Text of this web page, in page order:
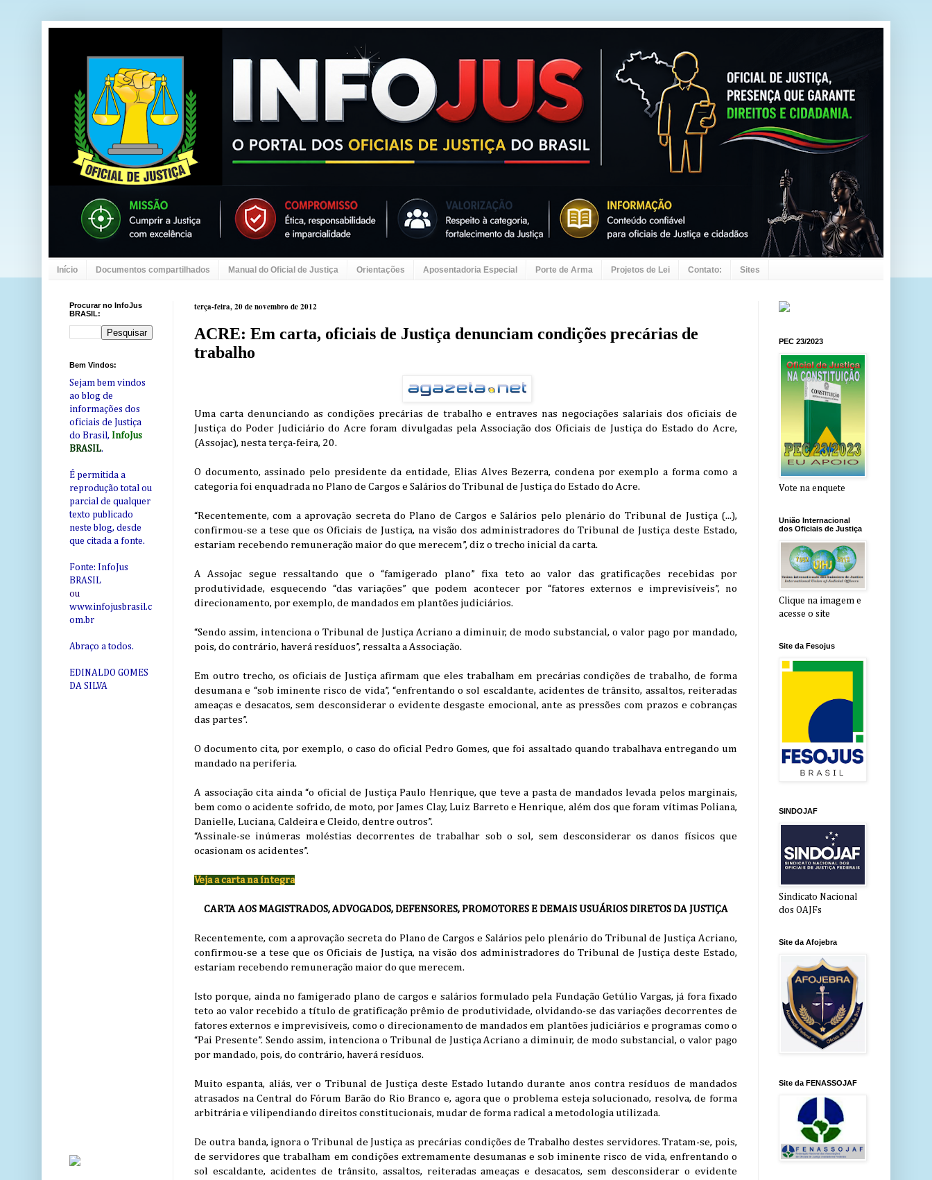
Início Documentos compartilhados Manual do Oficial de Justiça Orientações Aposentadoria Especial Porte de Arma Projetos de Lei Contato: Sites
terça-feira, 20 de novembro de 2012
ACRE: Em carta, oficiais de Justiça denunciam condições precárias de
trabalho
Uma carta denunciando as condições precárias de trabalho e entraves nas negociações salariais dos oficiais de
Justiça do Poder Judiciário do Acre foram divulgadas pela Associação dos Oficiais de Justiça do Estado do Acre,
(Assojac), nesta terça-feira, 20.
O documento, assinado pelo presidente da entidade, Elias Alves Bezerra, condena por exemplo a forma como a
categoria foi enquadrada no Plano de Cargos e Salários do Tribunal de Justiça do Estado do Acre.
“Recentemente, com a aprovação secreta do Plano de Cargos e Salários pelo plenário do Tribunal de Justiça (...),
confirmou-se a tese que os Oficiais de Justiça, na visão dos administradores do Tribunal de Justiça deste Estado,
estariam recebendo remuneração maior do que merecem”, diz o trecho inicial da carta.
A Assojac segue ressaltando que o “famigerado plano” fixa teto ao valor das gratificações recebidas por
produtividade, esquecendo “das variações” que podem acontecer por “fatores externos e imprevisíveis”, no
direcionamento, por exemplo, de mandados em plantões judiciários.
“Sendo assim, intenciona o Tribunal de Justiça Acriano a diminuir, de modo substancial, o valor pago por mandado,
pois, do contrário, haverá resíduos”, ressalta a Associação.
Em outro trecho, os oficiais de Justiça afirmam que eles trabalham em precárias condições de trabalho, de forma
desumana e “sob iminente risco de vida”, “enfrentando o sol escaldante, acidentes de trânsito, assaltos, reiteradas
ameaças e desacatos, sem desconsiderar o evidente desgaste emocional, ante as pressões com prazos e cobranças
das partes”.
O documento cita, por exemplo, o caso do oficial Pedro Gomes, que foi assaltado quando trabalhava entregando um
mandado na periferia.
A associação cita ainda “o oficial de Justiça Paulo Henrique, que teve a pasta de mandados levada pelos marginais,
bem como o acidente sofrido, de moto, por James Clay, Luiz Barreto e Henrique, além dos que foram vítimas Poliana,
Danielle, Luciana, Caldeira e Cleido, dentre outros”.
“Assinale-se inúmeras moléstias decorrentes de trabalhar sob o sol, sem desconsiderar os danos físicos que
ocasionam os acidentes”.
Veja a carta na íntegra
CARTA AOS MAGISTRADOS, ADVOGADOS, DEFENSORES, PROMOTORES E DEMAIS USUÁRIOS DIRETOS DA JUSTIÇA
Recentemente, com a aprovação secreta do Plano de Cargos e Salários pelo plenário do Tribunal de Justiça Acriano,
confirmou-se a tese que os Oficiais de Justiça, na visão dos administradores do Tribunal de Justiça deste Estado,
estariam recebendo remuneração maior do que merecem.
Isto porque, ainda no famigerado plano de cargos e salários formulado pela Fundação Getúlio Vargas, já fora fixado
teto ao valor recebido a título de gratificação prêmio de produtividade, olvidando-se das variações decorrentes de
fatores externos e imprevisíveis, como o direcionamento de mandados em plantões judiciários e programas como o
“Pai Presente”. Sendo assim, intenciona o Tribunal de Justiça Acriano a diminuir, de modo substancial, o valor pago
por mandado, pois, do contrário, haverá resíduos.
Muito espanta, aliás, ver o Tribunal de Justiça deste Estado lutando durante anos contra resíduos de mandados
atrasados na Central do Fórum Barão do Rio Branco e, agora que o problema esteja solucionado, resolva, de forma
arbitrária e vilipendiando direitos constitucionais, mudar de forma radical a metodologia utilizada.
De outra banda, ignora o Tribunal de Justiça as precárias condições de Trabalho destes servidores. Tratam-se, pois,
de servidores que trabalham em condições extremamente desumanas e sob iminente risco de vida, enfrentando o
sol escaldante, acidentes de trânsito, assaltos, reiteradas ameaças e desacatos, sem desconsiderar o evidente
Procurar no InfoJus
BRASIL:
Bem Vindos:
Sejam bem vindos
ao blog de
informações dos
oficiais de Justiça
do Brasil, InfoJus
BRASIL.
É permitida a
reprodução total ou
parcial de qualquer
texto publicado
neste blog, desde
que citada a fonte.
Fonte: InfoJus
BRASIL
ou
www.infojusbrasil.c
om.br
Abraço a todos.
EDINALDO GOMES
DA SILVA
PEC 23/2023
Vote na enquete
União Internacional
dos Oficiais de Justiça
Clique na imagem e
acesse o site
Site da Fesojus
SINDOJAF
Sindicato Nacional
dos OAJFs
Site da Afojebra
Site da FENASSOJAF